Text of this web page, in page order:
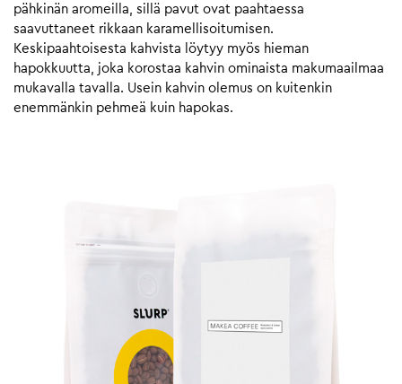
pähkinän aromeilla, sillä pavut ovat paahtaessa
saavuttaneet rikkaan karamellisoitumisen.
Keskipaahtoisesta kahvista löytyy myös hieman
hapokkuutta, joka korostaa kahvin ominaista makumaailmaa
mukavalla tavalla. Usein kahvin olemus on kuitenkin
enemmänkin pehmeä kuin hapokas.